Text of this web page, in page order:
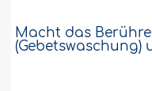
Macht das
(Gebetswaschung)